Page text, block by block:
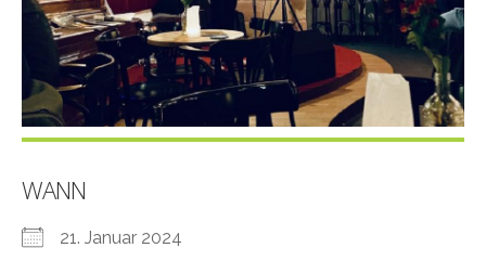
WANN
21. Januar 2024